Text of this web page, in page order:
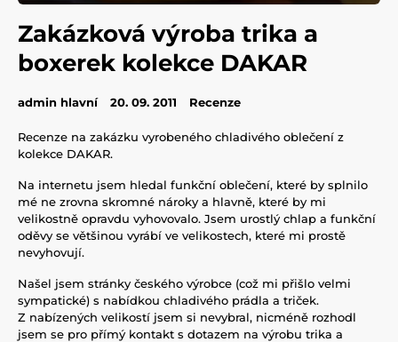
Zakázková výroba trika a
boxerek kolekce DAKAR
admin hlavní 20. 09. 2011 Recenze
Recenze na zakázku vyrobeného chladivého oblečení z
kolekce DAKAR.
Na internetu jsem hledal funkční oblečení, které by splnilo
mé ne zrovna skromné nároky a hlavně, které by mi
velikostně opravdu vyhovovalo. Jsem urostlý chlap a funkční
oděvy se většinou vyrábí ve velikostech, které mi prostě
nevyhovují.
Našel jsem stránky českého výrobce (což mi přišlo velmi
sympatické) s nabídkou chladivého prádla a triček.
Z nabízených velikostí jsem si nevybral, nicméně rozhodl
jsem se pro přímý kontakt s dotazem na výrobu trika a